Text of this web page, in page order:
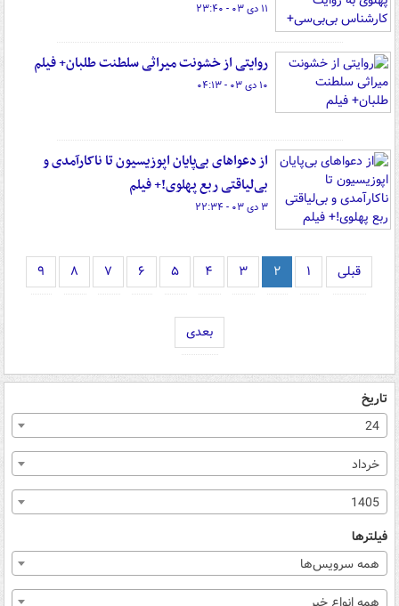
۱۱ دی ۰۳ - ۲۳:۴۰
روایتی از خشونت میراثی سلطنت طلبان+ فیلم
۱۰ دی ۰۳ - ۰۴:۱۳
از دعواهای بی‌پایان اپوزیسیون تا ناکارآمدی و
بی‌لیاقتی ربع پهلوی!+ فیلم
۳ دی ۰۳ - ۲۲:۳۴
قبلی ۱ ۲ ۳ ۴ ۵ ۶ ۷ ۸ ۹
بعدی
تاریخ
24
خرداد
1405
فیلترها
همه سرویس‌ها